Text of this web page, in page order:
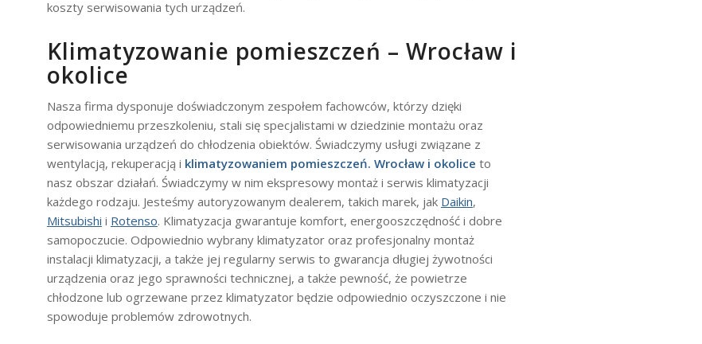
koszty serwisowania tych urządzeń.
Klimatyzowanie pomieszczeń – Wrocław i
okolice
Nasza firma dysponuje doświadczonym zespołem fachowców, którzy dzięki
odpowiedniemu przeszkoleniu, stali się specjalistami w dziedzinie montażu oraz
serwisowania urządzeń do chłodzenia obiektów. Świadczymy usługi związane z
wentylacją, rekuperacją i klimatyzowaniem pomieszczeń. Wrocław i okolice to
nasz obszar działań. Świadczymy w nim ekspresowy montaż i serwis klimatyzacji
każdego rodzaju. Jesteśmy autoryzowanym dealerem, takich marek, jak Daikin,
Mitsubishi i Rotenso. Klimatyzacja gwarantuje komfort, energooszczędność i dobre
samopoczucie. Odpowiednio wybrany klimatyzator oraz profesjonalny montaż
instalacji klimatyzacji, a także jej regularny serwis to gwarancja długiej żywotności
urządzenia oraz jego sprawności technicznej, a także pewność, że powietrze
chłodzone lub ogrzewane przez klimatyzator będzie odpowiednio oczyszczone i nie
spowoduje problemów zdrowotnych.